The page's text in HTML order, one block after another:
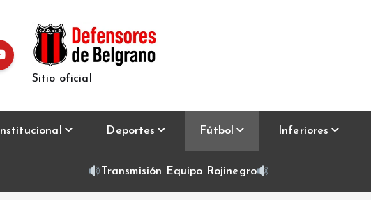
Sitio oficial
Institucional Deportes Fútbol Inferiores
Transmisión Equipo Rojinegro